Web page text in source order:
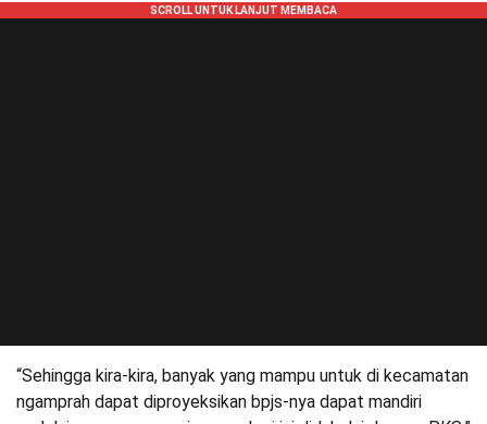
“Sehingga kira-kira, banyak yang mampu untuk di kecamatan
ngamprah dapat diproyeksikan bpjs-nya dapat mandiri